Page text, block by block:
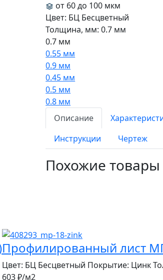
от 60 до 100 мкм
Цвет: БЦ Бесцветный
Толщина, мм:0.7 мм
0.7 мм
0.55 мм
0.9 мм
0.45 мм
0.5 мм
0.8 мм
Описание
Инструкции
Чертеж
Похожие товары
Профилированный лист
Цвет: БЦ Бесцветный Покрытие: Цинк
603 ₽/м2